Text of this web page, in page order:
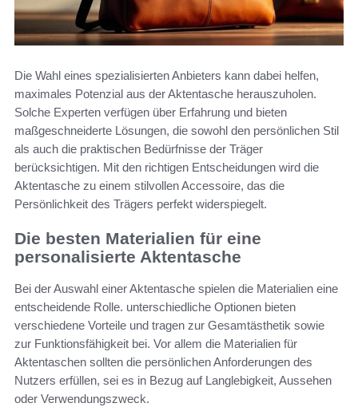
Die Wahl eines spezialisierten Anbieters kann dabei helfen,
maximales Potenzial aus der Aktentasche herauszuholen.
Solche Experten verfügen über Erfahrung und bieten
maßgeschneiderte Lösungen, die sowohl den persönlichen Stil
als auch die praktischen Bedürfnisse der Träger
berücksichtigen. Mit den richtigen Entscheidungen wird die
Aktentasche zu einem stilvollen Accessoire, das die
Persönlichkeit des Trägers perfekt widerspiegelt.
Die besten Materialien für eine
personalisierte Aktentasche
Bei der Auswahl einer Aktentasche spielen die Materialien eine
entscheidende Rolle. unterschiedliche Optionen bieten
verschiedene Vorteile und tragen zur Gesamtästhetik sowie
zur Funktionsfähigkeit bei. Vor allem die Materialien für
Aktentaschen sollten die persönlichen Anforderungen des
Nutzers erfüllen, sei es in Bezug auf Langlebigkeit, Aussehen
oder Verwendungszweck.